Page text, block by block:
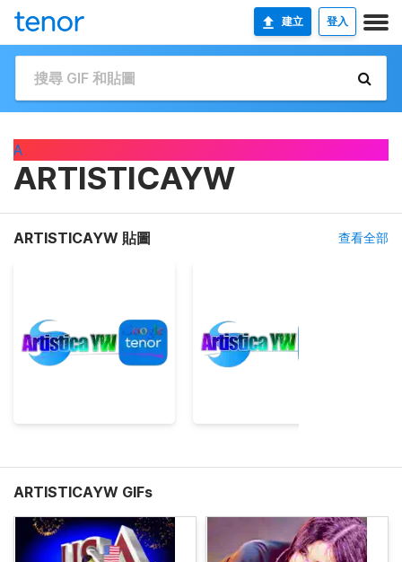
建立 登入
A
ARTISTICAYW
ARTISTICAYW 貼圖 查看全部
ARTISTICAYW GIFs